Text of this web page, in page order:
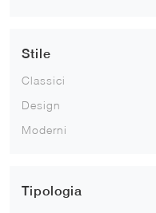
Stile
Classici
Design
Moderni
Tipologia